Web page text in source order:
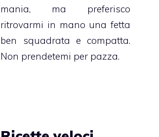
mania, ma preferisco
ritrovarmi in mano una fetta
ben squadrata e compatta.
Non prendetemi per pazza.